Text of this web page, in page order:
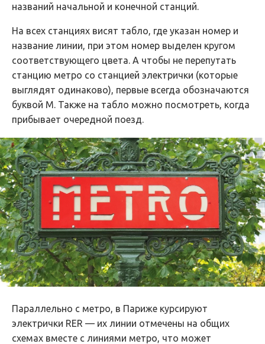
названий начальной и конечной станций.
На всех станциях висят табло, где указан номер и
название линии, при этом номер выделен кругом
соответствующего цвета. А чтобы не перепутать
станцию метро со станцией электрички (которые
выглядят одинаково), первые всегда обозначаются
буквой М. Также на табло можно посмотреть, когда
прибывает очередной поезд.
Параллельно с метро, в Париже курсируют
электрички RER — их линии отмечены на общих
схемах вместе с линиями метро, что может